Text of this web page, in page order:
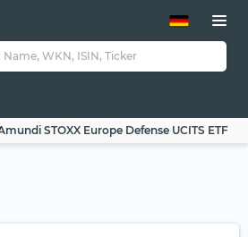
STOXX Europe Defense UCITS ETF